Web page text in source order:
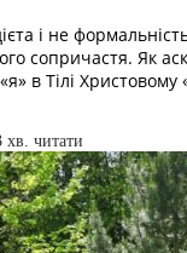
і не
сопричастя. Як
в Тілі
хв. читати